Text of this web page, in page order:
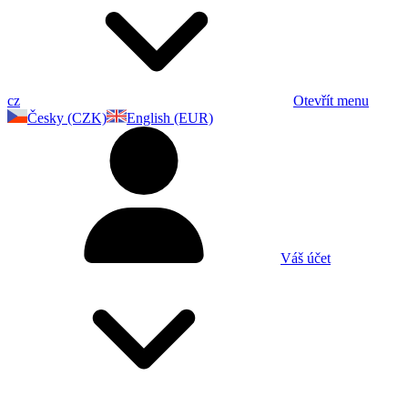
cz
Otevřít menu
Česky (CZK)
English (EUR)
Váš účet